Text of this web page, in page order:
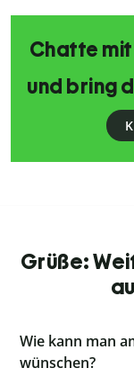
Chatte mit
und bring
Grüße:
Wie kann man
wünschen?